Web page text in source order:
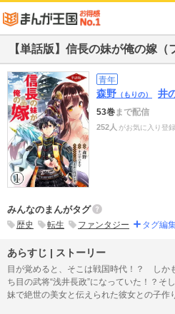
【単話版】信長の妹が俺の嫁（
青年
森野 （もりの） 井
53巻まで配信
252人 がお気に入り登
みんなのまんがタグ
歴史 転生 ファンタジー タグ編
あらすじ | ストーリー
目が覚めると、そこは戦国時代！？ しか
ち目の武将“浅井長政”になっていた！？そ
妹で絶世の美女と伝えられた彼女との子作
浅井家はいろんな問題を抱えていて、こ